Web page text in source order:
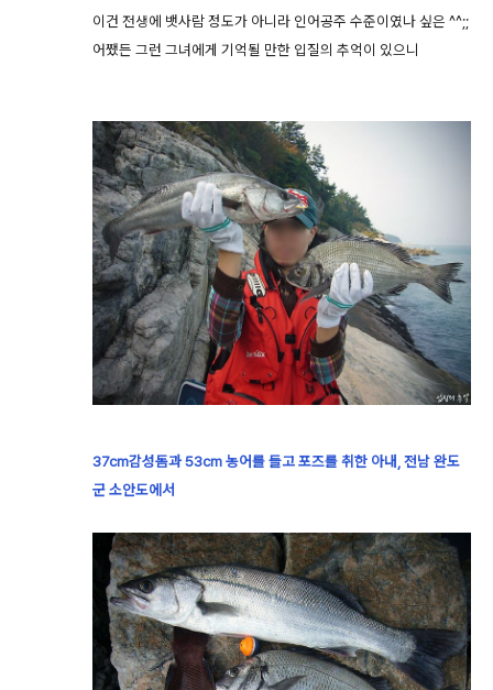
이건 전생에 뱃사람 정도가 아니라 인어공주 수준이였나 싶은 ^^;;
어쨌든 그런 그녀에게 기억될 만한 입질의 추억이 있으니
37cm감성돔과 53cm 농어를 들고 포즈를 취한 아내, 전남 완도
군 소안도에서